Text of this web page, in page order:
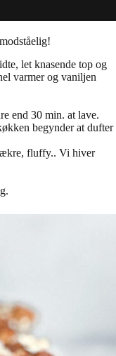
let knasende top og
varmer og vaniljen
end 30 min. at lave.
begynder at dufter
fluffy.. Vi hiver